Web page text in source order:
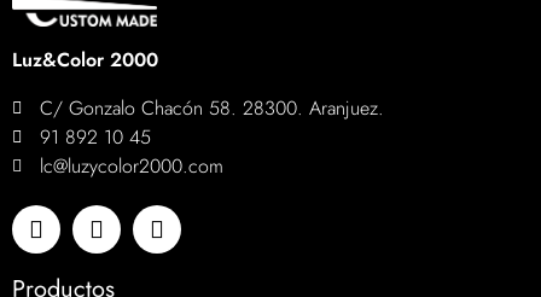
Luz&Color 2000
C/ Gonzalo Chacón 58. 28300. Aranjuez.
91 892 10 45
lc@luzycolor2000.com
Productos